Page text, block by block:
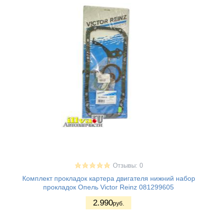
Отзывы: 0
Комплект прокладок картера двигателя нижний набор
прокладок Опель Victor Reinz 081299605
2.990руб.